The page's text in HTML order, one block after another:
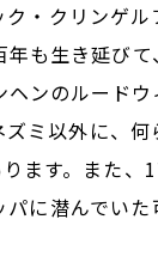
・クリンゲル
も生き延びて
ンのルードウ
ミ以外に、何
ます。また、
に潜んでいた